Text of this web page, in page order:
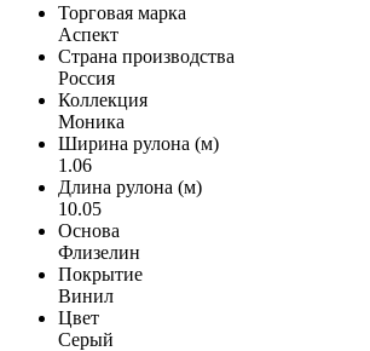
Торговая марка
Аспект
Страна производства
Россия
Коллекция
Моника
Ширина рулона (м)
1.06
Длина рулона (м)
10.05
Основа
Флизелин
Покрытие
Винил
Цвет
Серый